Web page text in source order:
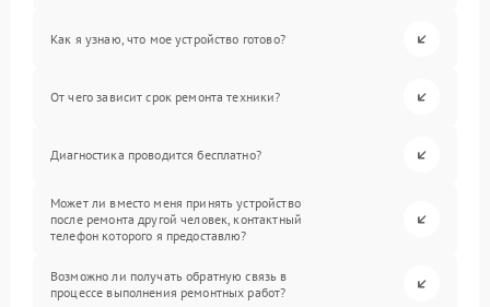
Как я узнаю, что мое устройство готово?
От чего зависит срок ремонта техники?
Диагностика проводится бесплатно?
Может ли вместо меня принять устройство
после ремонта другой человек, контактный
телефон которого я предоставлю?
Возможно ли получать обратную связь в
процессе выполнения ремонтных работ?